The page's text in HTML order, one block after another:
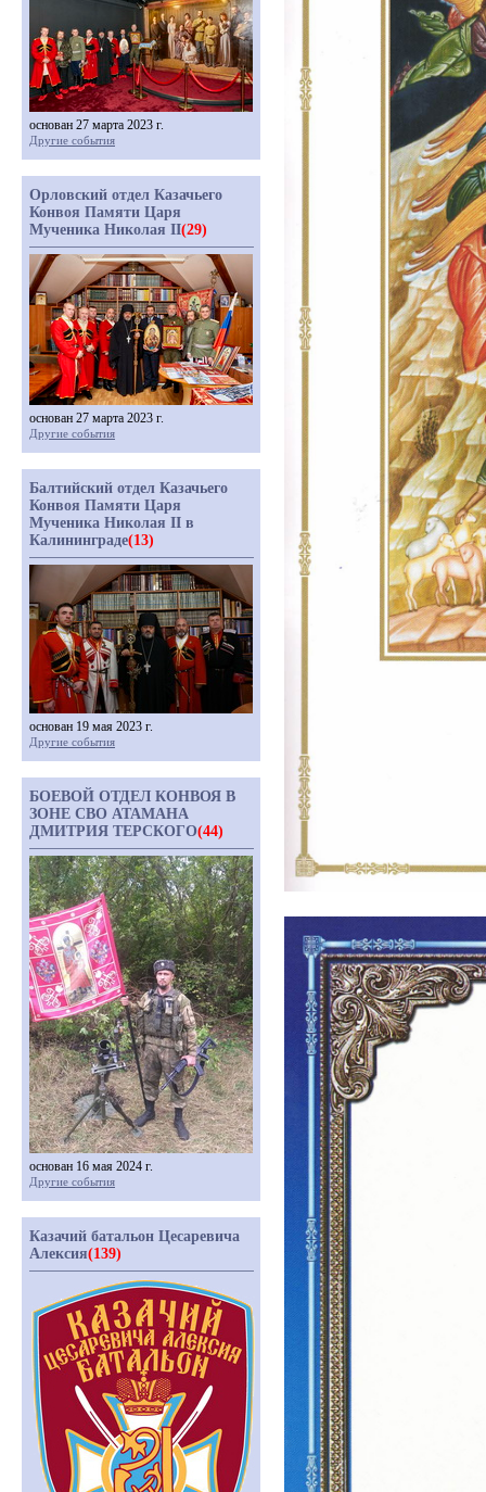
основан 27 марта 2023 г.
Другие события
Орловский отдел Казачьего
Конвоя Памяти Царя
Мученика Николая II(29)
основан 27 марта 2023 г.
Другие события
Балтийский отдел Казачьего
Конвоя Памяти Царя
Мученика Николая II в
Калининграде(13)
основан 19 мая 2023 г.
Другие события
БОЕВОЙ ОТДЕЛ КОНВОЯ В
ЗОНЕ СВО АТАМАНА
ДМИТРИЯ ТЕРСКОГО(44)
основан 16 мая 2024 г.
Другие события
Казачий батальон Цесаревича
Алексия(139)